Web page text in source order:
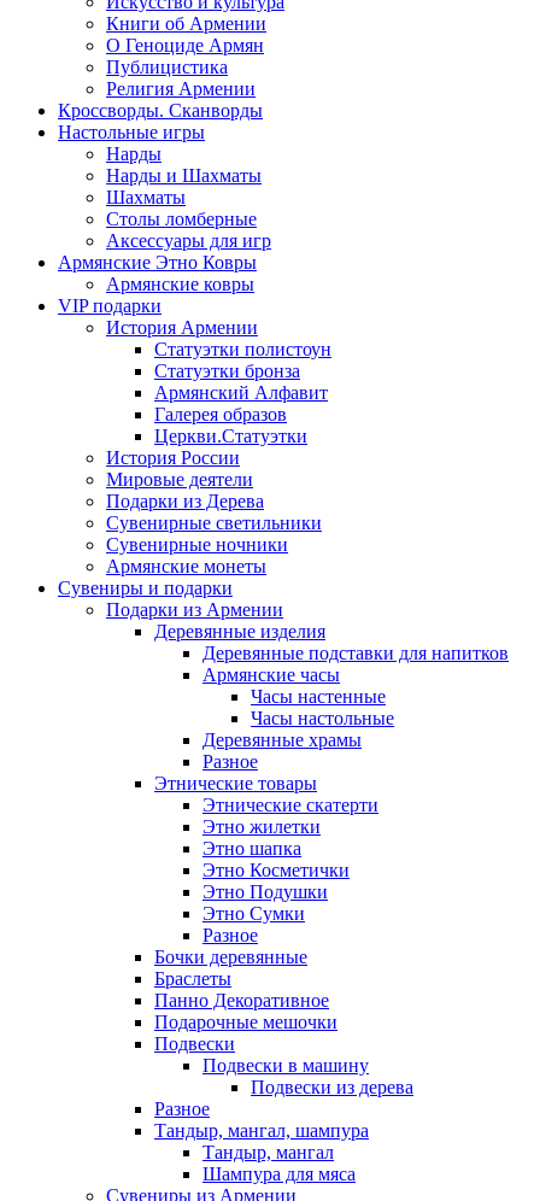
Книги об Армении
О Геноциде Армян
Публицистика
Религия Армении
Кроссворды. Сканворды
Настольные игры
Нарды
Нарды и Шахматы
Шахматы
Столы ломберные
Аксессуары для игр
Армянские Этно Ковры
Армянские ковры
VIP подарки
История Армении
Статуэтки полистоун
Статуэтки бронза
Армянский Алфавит
Галерея образов
Церкви.Статуэтки
История России
Мировые деятели
Подарки из Дерева
Сувенирные светильники
Сувенирные ночники
Армянские монеты
Сувениры и подарки
Подарки из Армении
Деревянные изделия
Деревянные подставки для напитков
Армянские часы
Часы настенные
Часы настольные
Деревянные храмы
Разное
Этнические товары
Этнические скатерти
Этно жилетки
Этно шапка
Этно Косметички
Этно Подушки
Этно Сумки
Разное
Бочки деревянные
Браслеты
Панно Декоративное
Подарочные мешочки
Подвески
Подвески в машину
Подвески из дерева
Разное
Тандыр, мангал, шампура
Тандыр, мангал
Шампура для мяса
Сувениры из Армении